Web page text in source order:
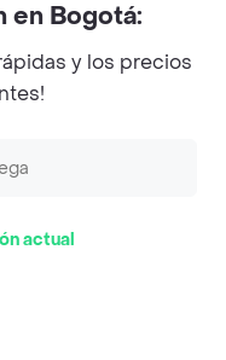
reserved.
en Bogotá:
y los precios
actual